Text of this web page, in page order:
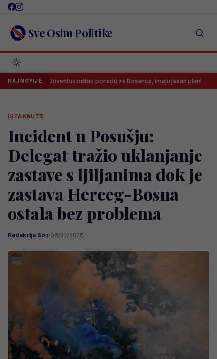
Skip
content Sve Osim Politike
NAJNOVIJE
Juventus odbio ponudu za Bosanca, imaju jasan plan!
ISTAKNUTE
Incident u Posušju:
Delegat tražio uklanjanje
zastave s ljiljanima dok je
zastava Herceg-Bosna
ostala bez problema
Redakcija Sop·08/02/2026